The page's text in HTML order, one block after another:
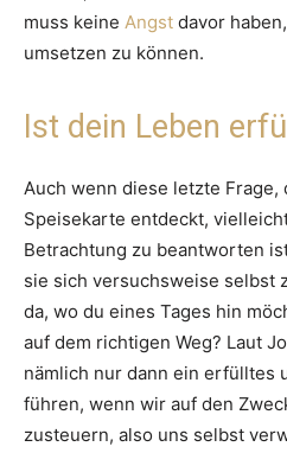
muss keine Angst davor
umsetzen zu können.
Ist dein Leben
Auch wenn diese letzte Frage,
Speisekarte entdeckt,
Betrachtung zu beantworten
sie sich versuchsweise selbst
da, wo du eines Tages hin
auf dem richtigen Weg? Laut
nämlich nur dann ein erfülltes
führen, wenn wir auf den
zusteuern, also uns selbst